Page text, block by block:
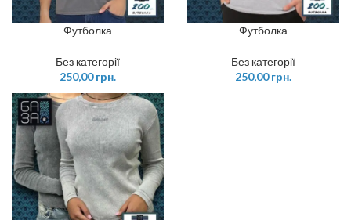
Футболка
Без категорії
250,00грн.
Футболка
Без категорії
250,00грн.